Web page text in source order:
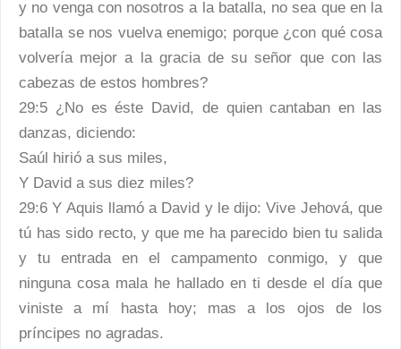
y no venga con nosotros a la batalla, no sea que en la
batalla se nos vuelva enemigo; porque ¿con qué cosa
volvería mejor a la gracia de su señor que con las
cabezas de estos hombres?
29:5 ¿No es éste David, de quien cantaban en las
danzas, diciendo:
Saúl hirió a sus miles,
Y David a sus diez miles?
29:6 Y Aquis llamó a David y le dijo: Vive Jehová, que
tú has sido recto, y que me ha parecido bien tu salida
y tu entrada en el campamento conmigo, y que
ninguna cosa mala he hallado en ti desde el día que
viniste a mí hasta hoy; mas a los ojos de los
príncipes no agradas.